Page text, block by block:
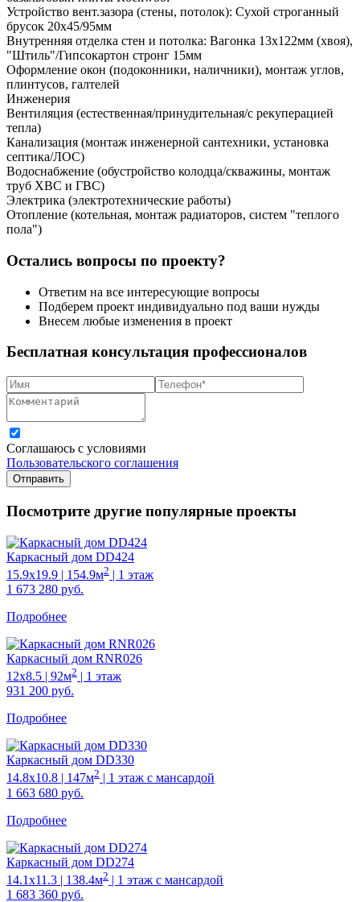
Устройство вент.зазора (стены, потолок): Сухой строганный
брусок 20х45/95мм
Внутренняя отделка стен и потолка: Вагонка 13х122мм (хвоя),
"Штиль"/Гипсокартон стронг 15мм
Оформление окон (подоконники, наличники), монтаж углов,
плинтусов, галтелей
Инженерия
Вентиляция (естественная/принудительная/с рекуперацией
тепла)
Канализация (монтаж инженерной сантехники, установка
септика/ЛОС)
Водоснабжение (обустройство колодца/скважины, монтаж
труб ХВС и ГВС)
Электрика (электротехнические работы)
Отопление (котельная, монтаж радиаторов, систем "теплого
пола")
Остались вопросы по проекту?
Ответим на все интересующие вопросы
Подберем проект индивидуально под ваши нужды
Внесем любые изменения в проект
Бесплатная консультация профессионалов
Соглашаюсь с условиями
Пользовательского соглашения
Отправить
Посмотрите другие популярные проекты
Каркасный дом DD424
15.9х19.9 | 154.9м2 | 1 этаж
1 673 280 руб.
Подробнее
Каркасный дом RNR026
12х8.5 | 92м2 | 1 этаж
931 200 руб.
Подробнее
Каркасный дом DD330
14.8х10.8 | 147м2
| 1 этаж с мансардой
1 663 680 руб.
Подробнее
Каркасный дом DD274
14.1х11.3 | 138.4м2 | 1 этаж с мансардой
1 683 360 руб.